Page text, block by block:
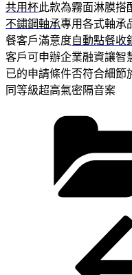
共用杯此款為霧面淋膜搭
不鏽鋼軸承專用各式軸承
餐客戶滿意度自動點餐收
客戶可申辦企業融資讓智
已的申請條件否符合細節
同等級超高氣密隔音案